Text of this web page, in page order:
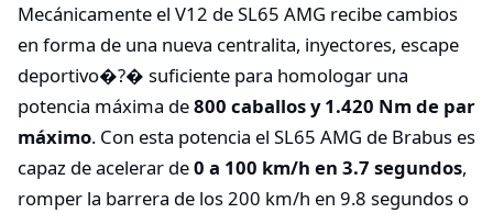
Mecánicamente el V12 de SL65 AMG recibe cambios
en forma de una nueva centralita, inyectores, escape
deportivo�?� suficiente para homologar una
potencia máxima de800 caballos y 1.420 Nm de par
máximo. Con esta potencia el SL65 AMG de Brabus es
capaz de acelerar de0 a 100 km/h en 3.7 segundos,
romper la barrera de los 200 km/h en 9.8 segundos o